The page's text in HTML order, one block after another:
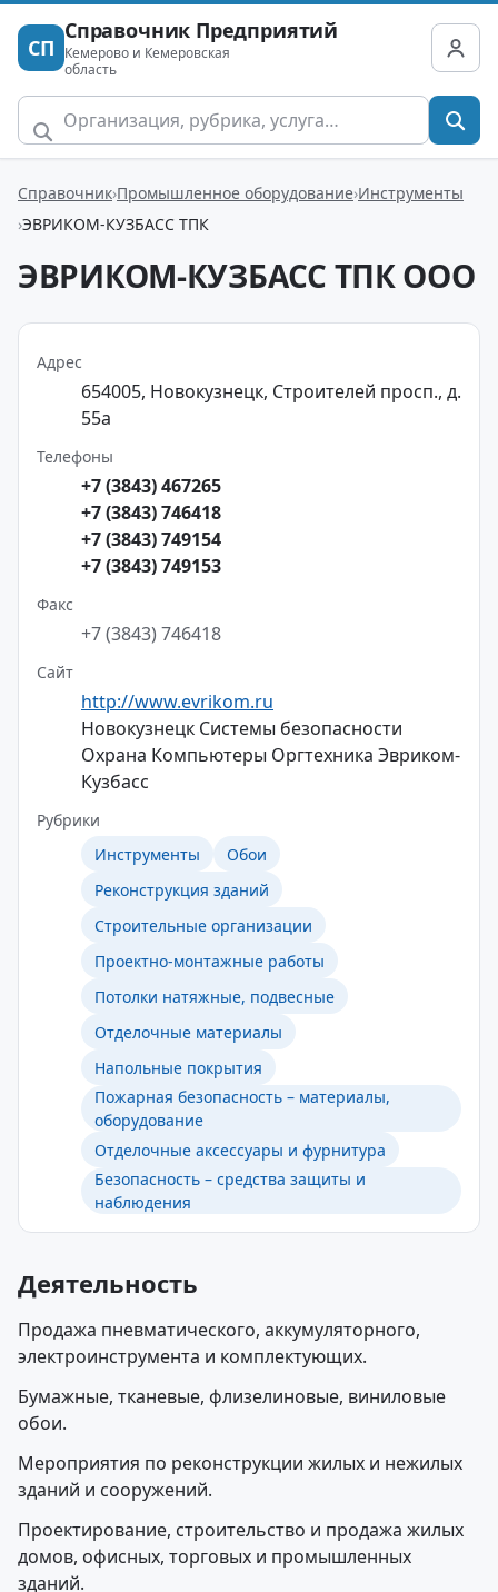
СП
Справочник Предприятий
Кемерово и Кемеровская
область
Справочник Промышленное оборудование Инструменты
ЭВРИКОМ-КУЗБАСС ТПК
ЭВРИКОМ-КУЗБАСС ТПК ООО
Адрес
654005, Новокузнецк, Строителей просп., д.
55а
Телефоны
+7 (3843) 467265
+7 (3843) 746418
+7 (3843) 749154
+7 (3843) 749153
Факс
+7 (3843) 746418
Сайт
http://www.evrikom.ru
Новокузнецк Системы безопасности
Охрана Компьютеры Оргтехника Эвриком-
Кузбасc
Рубрики
Инструменты
Обои
Реконструкция зданий
Строительные организации
Проектно-монтажные работы
Потолки натяжные, подвесные
Отделочные материалы
Напольные покрытия
Пожарная безопасность – материалы,
оборудование
Отделочные аксессуары и фурнитура
Безопасность – средства защиты и
наблюдения
Деятельность
Продажа пневматического, аккумуляторного,
электроинструмента и комплектующих.
Бумажные, тканевые, флизелиновые, виниловые
обои.
Мероприятия по реконструкции жилых и нежилых
зданий и сооружений.
Проектирование, строительство и продажа жилых
домов, офисных, торговых и промышленных
зданий.